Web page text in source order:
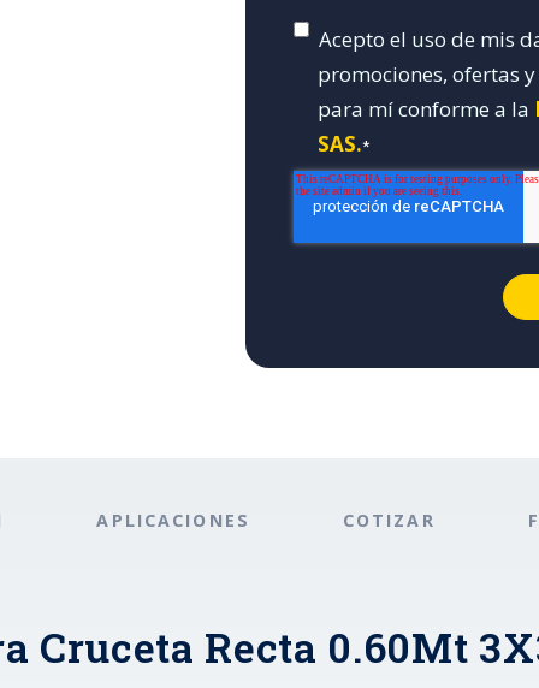
Acepto el uso de mis
promociones, ofertas y
para mí conforme a la
SAS.*
APLICACIONES COTIZAR
Cruceta Recta 0.60Mt